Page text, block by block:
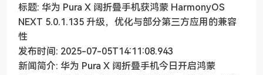
标题: 华为 Pura X 阔折叠手机获鸿蒙 HarmonyOS
NEXT 5.0.1.135 升级，优化与部分第三方应用的兼容
性
发布时间: 2025-07-05T14:11:08.943
新闻简介: 华为 Pura X 阔折叠手机今日开启鸿蒙